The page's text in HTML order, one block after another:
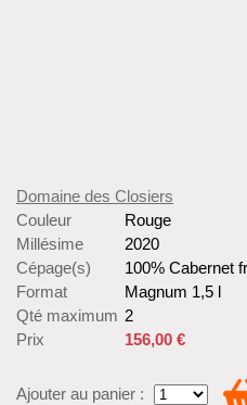
Domaine des Closiers
Couleur
Rouge
Millésime
2020
Cépage(s)
100% Cabernet
Format
Magnum 1,5 l
Qté maximum 2
Prix
156,00 €
Ajouter au panier :